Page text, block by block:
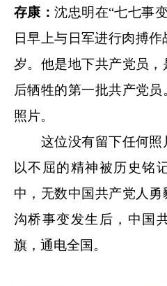
存康：沈忠明在“七七事
日早上与日军进行肉搏
岁。他是地下共产党员
后牺牲的第一批共产党
照片。
这位没有留下任何照
以不屈的精神被历史铭
中，无数中国共产党人
沟桥事变发生后，中国
旗，通电全国。